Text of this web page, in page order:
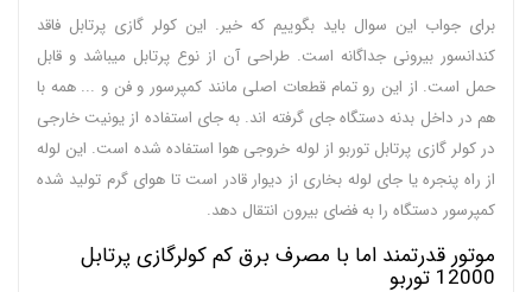
برای جواب این سوال باید بگوییم که خیر. این کولر گازی پرتابل فاقد
کندانسور بیرونی جداگانه است. طراحی آن از نوع پرتابل میباشد و قابل
حمل است. از این رو تمام قطعات اصلی مانند کمپرسور و فن و ... همه با
هم در داخل بدنه دستگاه جای گرفته اند. به جای استفاده از یونیت خارجی
در کولر گازی پرتابل توربو از لوله خروجی هوا استفاده شده است. این لوله
از راه پنجره یا جای لوله بخاری از دیوار قادر است تا هوای گرم تولید شده
کمپرسور دستگاه را به فضای بیرون انتقال دهد.
موتور قدرتمند اما با مصرف برق کم کولرگازی پرتابل
12000 توربو